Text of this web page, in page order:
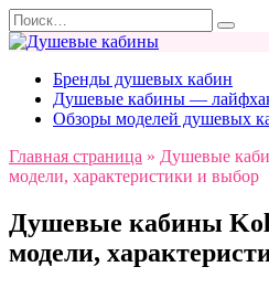
Перейти
к
содержанию
Search
for:
Бренды душевых кабин
Душевые кабины —
Обзоры моделей душевых
Главная страница » Душевые
модели, характеристики и выбор
Душевые кабины
модели,